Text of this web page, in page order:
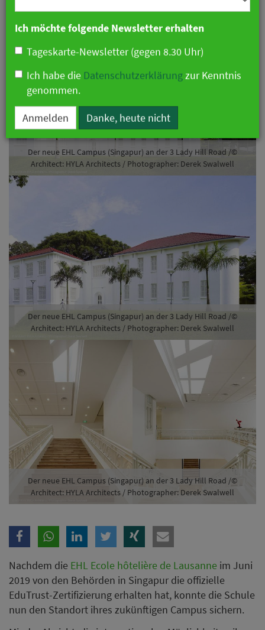
(Singapur) an der 3 Lady Hill Road /©
/ Photographer: Derek Swalwell
Der neue EHL Campus (Singapur) an der 3 Lady Hill Road /©
Architect: HYLA Architects / Photographer: Derek Swalwell
Der neue EHL Campus (Singapur) an der 3 Lady Hill Road /©
Architect: HYLA Architects / Photographer: Derek Swalwell
Vorheriges
Nachdem die EHL Ecole hôtelière de Lausanne
im Juni
2019 von den Behörden in Singapur die offizielle
EduTrust-Zertifizierung erhalten hat, konnte die Schule
nun den Standort ihres zukünftigen Campus sichern.
Mir der Absicht, die internationalen Möglichkeiten ihrer
Studierenden zu erweitern, darf die EHL ihren Bachelor
in «International Hospitality Management» nun in
Hospitality Management den Standort ihres ersten
internationalen Campus sichern. An der 3 Lady Hill
Nähe der Orchard Road ab Herbst 2021 seine ersten
Studierenden empfangen. Bereits ab Juli 2020 plant
die Gruppe vor Ort Kurz-Kurse durchzuführen.
Ich möchte folgende Newsletter erhalten
Tageskarte-Newsletter (gegen 8.30 Uhr)
Ich habe dieDatenschutzerklärung
genommen.
Anmelden Danke, heute nicht